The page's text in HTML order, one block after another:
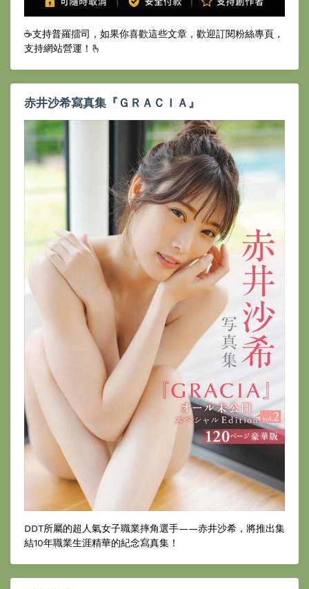
☕️支持普羅擂司，如果你喜歡這些文章，歡迎訂閱粉絲專頁，
支持網站營運！🫰
赤井沙希寫真集『ＧＲＡＣＩＡ』
DDT所屬的超人氣女子職業摔角選手——赤井沙希，將推出集
結10年職業生涯精華的紀念寫真集！